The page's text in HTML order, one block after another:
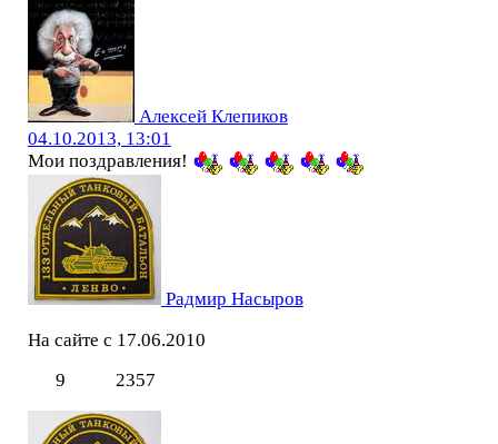
Алексей Клепиков
04.10.2013, 13:01
Мои поздравления!
Радмир Насыров
На сайте с 17.06.2010
9
2357